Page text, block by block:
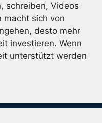
schreiben, Videos
macht sich von
desto mehr
investieren. Wenn
unterstützt werden